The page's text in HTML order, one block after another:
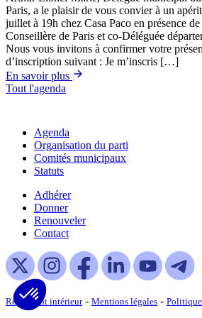
Paris, a le plaisir de vous convier à un
juillet à 19h chez Casa Paco en présence
Conseillère de Paris et co-Déléguée
Nous vous invitons à confirmer votre
d’inscription suivant : Je m’inscris […]
En savoir plus
Tout l'agenda
Agenda
Organisation du parti
Comités municipaux
Statuts
Adhérer
Donner
Renouveler
Contact
Règlement intérieur - Mentions légales -